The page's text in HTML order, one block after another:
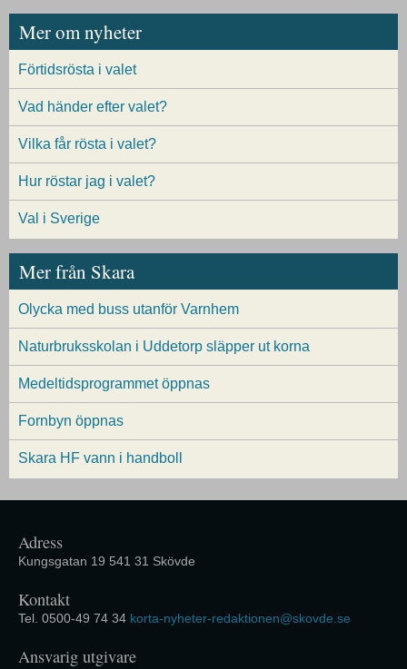
Mer om nyheter
Förtidsrösta i valet
Vad händer efter valet?
Vilka får rösta i valet?
Hur röstar jag i valet?
Val i Sverige
Mer från Skara
Olycka med buss utanför Varnhem
Naturbruksskolan i Uddetorp släpper ut korna
Medeltidsprogrammet öppnas
Fornbyn öppnas
Skara HF vann i handboll
Adress
Kungsgatan 19 541 31 Skövde
Kontakt
Tel. 0500-49 74 34 korta-nyheter-redaktionen@skovde.se
Ansvarig utgivare